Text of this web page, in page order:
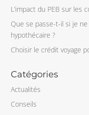
L’impact du PEB sur les
Que se passe-t-il si je
hypothécaire ?
Choisir le crédit voyage
Catégories
Actualités
Conseils